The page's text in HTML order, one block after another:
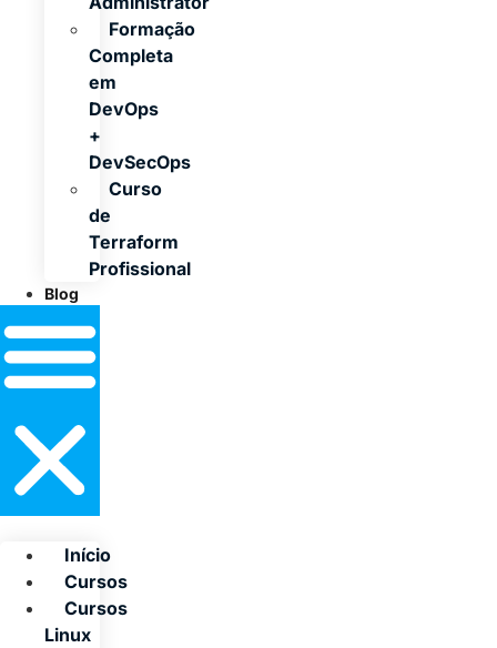
Formação
Completa
em
DevOps
+
DevSecOps
Curso
de
Terraform
Profissional
Blog
Início
Cursos
Cursos
Linux